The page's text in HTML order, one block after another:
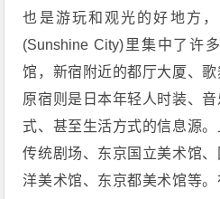
也是游玩和观光的好地方
(Sunshine City)里集中了许
馆，新宿附近的都厅大厦、
原宿则是日本年轻人时装、
式、甚至生活方式的信息源
传统剧场、东京国立美术馆
洋美术馆、东京都美术馆等。